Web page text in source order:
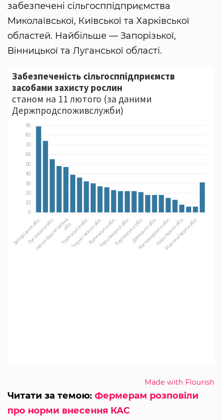
забезпечені сільгосппідприємства
Миколаївської, Київської та Харківської
областей. Найбільше — Запорізької,
Вінницької та Луганської області.
Made with Flourish
Читати за темою: Фермерам розповіли
про норми внесення КАС